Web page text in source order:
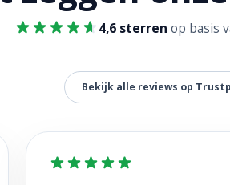
4,6 sterren op basis
Bekijk alle reviews op